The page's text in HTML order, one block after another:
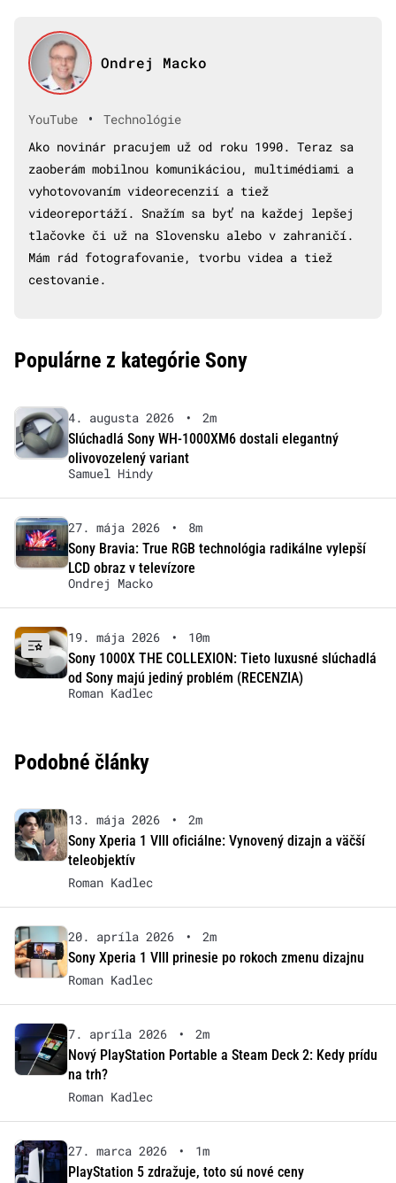
Ondrej Macko
YouTube •
Technológie
Ako novinár pracujem už od roku 1990. Teraz sa
zaoberám mobilnou komunikáciou, multimédiami a
vyhotovovaním videorecenzií a tiež
videoreportáží. Snažím sa byť na každej lepšej
tlačovke či už na Slovensku alebo v zahraničí.
Mám rád fotografovanie, tvorbu videa a tiež
cestovanie.
Populárne z kategórie Sony
4. augusta 2026 •
2m
Slúchadlá Sony WH-1000XM6 dostali elegantný
olivovozelený variant
Samuel Hindy
27. mája 2026 •
8m
Sony Bravia: True RGB technológia radikálne vylepší
LCD obraz v televízore
Ondrej Macko
19. mája 2026 •
10m
Sony 1000X THE COLLEXION: Tieto luxusné slúchadlá
od Sony majú jediný problém (RECENZIA)
Roman Kadlec
Podobné články
13. mája 2026 •
2m
Sony Xperia 1 VIII oficiálne: Vynovený dizajn a väčší
teleobjektív
Roman Kadlec
20. apríla 2026 •
2m
Sony Xperia 1 VIII prinesie po rokoch zmenu dizajnu
Roman Kadlec
7. apríla 2026 •
2m
Nový PlayStation Portable a Steam Deck 2: Kedy prídu
na trh?
Roman Kadlec
27. marca 2026 •
1m
PlayStation 5 zdražuje, toto sú nové ceny